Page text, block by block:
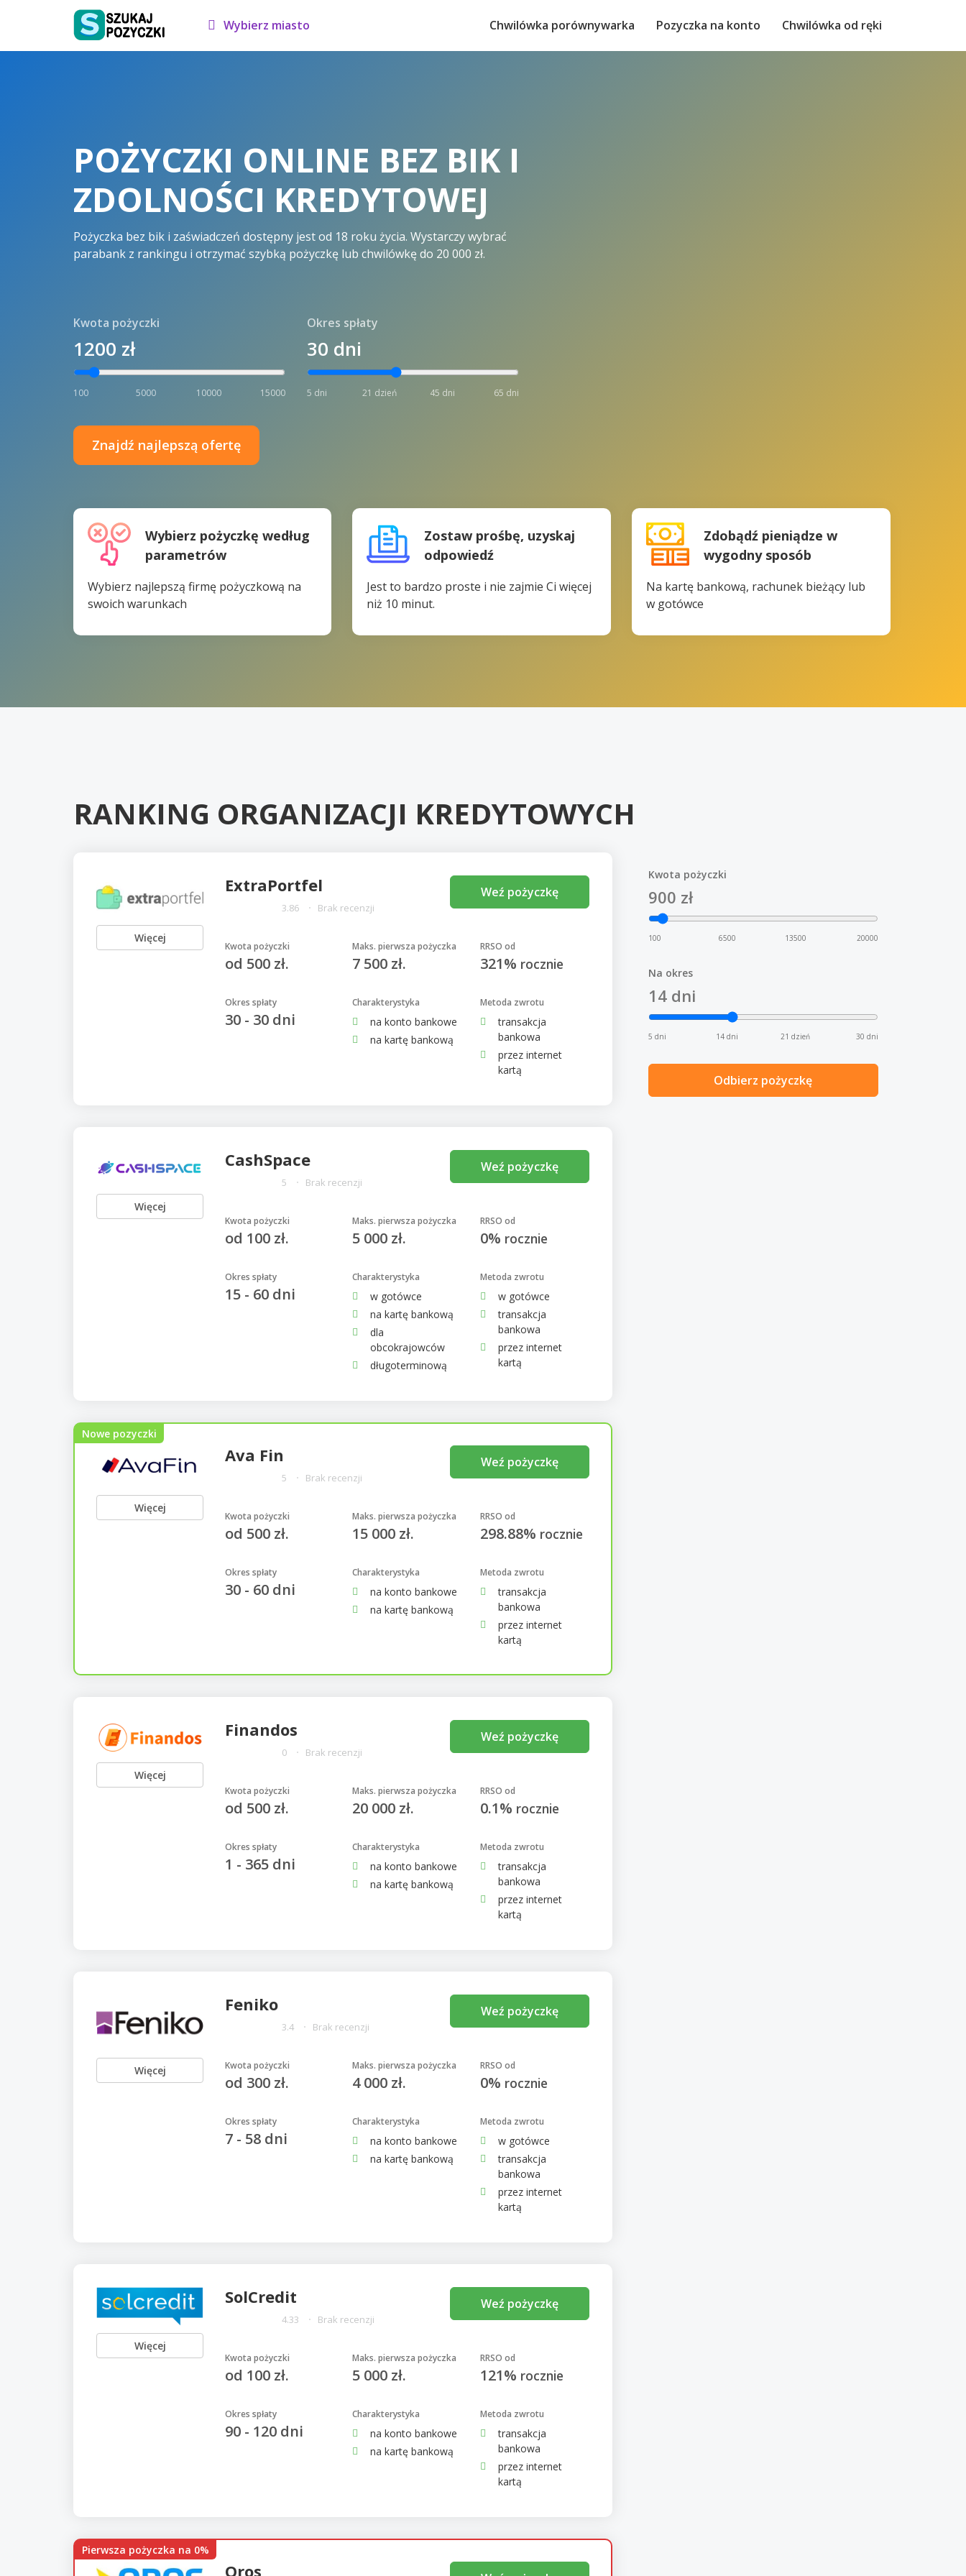
Wybierz miasto Chwilówka porównywarka Pozyczka na konto Chwilówka od ręki
POŻYCZKI ONLINE BEZ BIK I
ZDOLNOŚCI KREDYTOWEJ
Pożyczka bez bik i zaświadczeń dostępny jest od 18 roku życia. Wystarczy wybrać
parabank z rankingu i otrzymać szybką pożyczkę lub chwilówkę do 20 000 zł.
Kwota pożyczki
1200 zł
100 5000 10000 15000
Okres spłaty
30 dni
5 dni 21 dzień 45 dni 65 dni
Znajdź najlepszą ofertę
Wybierz pożyczkę według
parametrów
Wybierz najlepszą firmę pożyczkową na
swoich warunkach
Zostaw prośbę, uzyskaj
odpowiedź
Jest to bardzo proste i nie zajmie Ci więcej
niż 10 minut.
Zdobądź pieniądze w
wygodny sposób
Na kartę bankową, rachunek bieżący lub
w gotówce
RANKING ORGANIZACJI KREDYTOWYCH
Więcej
ExtraPortfel
3.86 Brak recenzji
Weź pożyczkę
Kwota pożyczki
od 500 zł.
Maks. pierwsza pożyczka
7 500 zł.
RRSO od
321% rocznie
Okres spłaty
30 - 30 dni
Charakterystyka
na konto bankowe
na kartę bankową
Metoda zwrotu
transakcja
bankowa
przez internet
kartą
Więcej
CashSpace
5 Brak recenzji
Weź pożyczkę
Kwota pożyczki
od 100 zł.
Maks. pierwsza pożyczka
5 000 zł.
RRSO od
0% rocznie
Okres spłaty
15 - 60 dni
Charakterystyka
w gotówce
na kartę bankową
dla
obcokrajowców
długoterminową
Metoda zwrotu
w gotówce
transakcja
bankowa
przez internet
kartą
Nowe pozyczki
Więcej
Ava Fin
5 Brak recenzji
Weź pożyczkę
Kwota pożyczki
od 500 zł.
Maks. pierwsza pożyczka
15 000 zł.
RRSO od
298.88% rocznie
Okres spłaty
30 - 60 dni
Charakterystyka
na konto bankowe
na kartę bankową
Metoda zwrotu
transakcja
bankowa
przez internet
kartą
Więcej
Finandos
0 Brak recenzji
Weź pożyczkę
Kwota pożyczki
od 500 zł.
Maks. pierwsza pożyczka
20 000 zł.
RRSO od
0.1% rocznie
Okres spłaty
1 - 365 dni
Charakterystyka
na konto bankowe
na kartę bankową
Metoda zwrotu
transakcja
bankowa
przez internet
kartą
Więcej
Feniko
3.4 Brak recenzji
Weź pożyczkę
Kwota pożyczki
od 300 zł.
Maks. pierwsza pożyczka
4 000 zł.
RRSO od
0% rocznie
Okres spłaty
7 - 58 dni
Charakterystyka
na konto bankowe
na kartę bankową
Metoda zwrotu
w gotówce
transakcja
bankowa
przez internet
kartą
Więcej
SolCredit
4.33 Brak recenzji
Weź pożyczkę
Kwota pożyczki
od 100 zł.
Maks. pierwsza pożyczka
5 000 zł.
RRSO od
121% rocznie
Okres spłaty
90 - 120 dni
Charakterystyka
na konto bankowe
na kartę bankową
Metoda zwrotu
transakcja
bankowa
przez internet
kartą
Pierwsza pożyczka na 0%
Oros
Kwota pożyczki
900 zł
100 6500 13500 20000
Na okres
14 dni
5 dni 14 dni 21 dzień 30 dni
Odbierz pożyczkę